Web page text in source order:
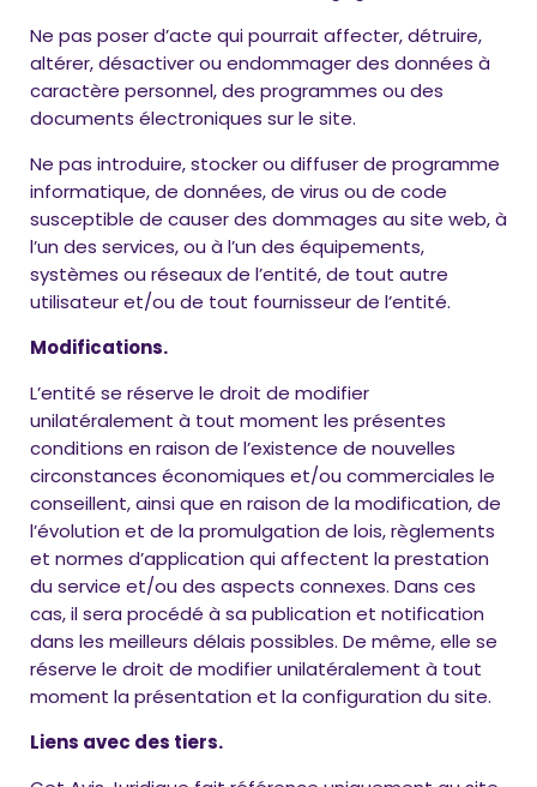
Ne pas poser d’acte qui pourrait affecter, détruire,
altérer, désactiver ou endommager des données à
caractère personnel, des programmes ou des
documents électroniques sur le site.
Ne pas introduire, stocker ou diffuser de programme
informatique, de données, de virus ou de code
susceptible de causer des dommages au site web, à
l’un des services, ou à l’un des équipements,
systèmes ou réseaux de l’entité, de tout autre
utilisateur et/ou de tout fournisseur de l’entité.
Modifications.
L’entité se réserve le droit de modifier
unilatéralement à tout moment les présentes
conditions en raison de l’existence de nouvelles
circonstances économiques et/ou commerciales le
conseillent, ainsi que en raison de la modification, de
l’évolution et de la promulgation de lois, règlements
et normes d’application qui affectent la prestation
du service et/ou des aspects connexes. Dans ces
cas, il sera procédé à sa publication et notification
dans les meilleurs délais possibles. De même, elle se
réserve le droit de modifier unilatéralement à tout
moment la présentation et la configuration du site.
Liens avec des tiers.